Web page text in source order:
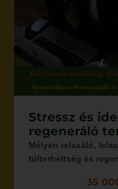
Stressz és
regeneráló
Mélyen relaxáló,
túlterheltség és
35